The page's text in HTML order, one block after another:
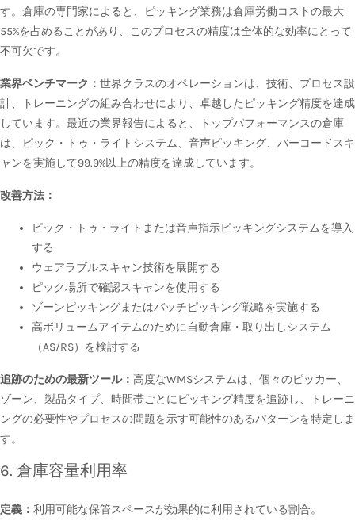
す。倉庫の専門家によると、ピッキング業務は倉庫労働コストの最大
55%を占めることがあり、このプロセスの精度は全体的な効率にとって
不可欠です。
業界ベンチマーク： 世界クラスのオペレーションは、技術、プロセス設
計、トレーニングの組み合わせにより、卓越したピッキング精度を達成
しています。最近の業界報告によると、トップパフォーマンスの倉庫
は、ピック・トゥ・ライトシステム、音声ピッキング、バーコードスキ
ャンを実施して99.9%以上の精度を達成しています。
改善方法：
ピック・トゥ・ライトまたは音声指示ピッキングシステムを導入
する
ウェアラブルスキャン技術を展開する
ピック場所で確認スキャンを使用する
ゾーンピッキングまたはバッチピッキング戦略を実施する
高ボリュームアイテムのために自動倉庫・取り出しシステム
（AS/RS）を検討する
追跡のための最新ツール： 高度なWMSシステムは、個々のピッカー、
ゾーン、製品タイプ、時間帯ごとにピッキング精度を追跡し、トレーニ
ングの必要性やプロセスの問題を示す可能性のあるパターンを特定しま
す。
6. 倉庫容量利用率
定義： 利用可能な保管スペースが効果的に利用されている割合。